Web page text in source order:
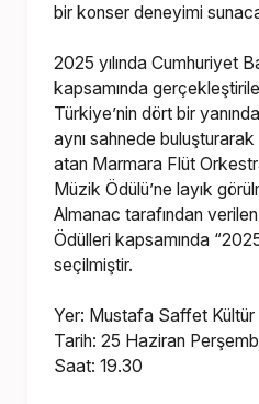
bir konser deneyimi
2025 yılında Cumhuriyet
kapsamında
Türkiye’nin dört bir
aynı sahnede
atan Marmara Flüt
Müzik Ödülü’ne layık
Almanac tarafından
Ödülleri kapsamında
seçilmiştir.
Yer: Mustafa Saffet
Tarih: 25 Haziran
Saat: 19.30